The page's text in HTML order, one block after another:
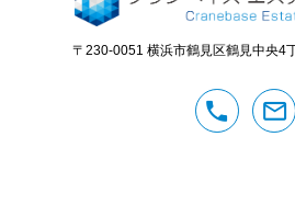
〒230-0051 横浜市鶴見区鶴見中央4
phone mail_outline